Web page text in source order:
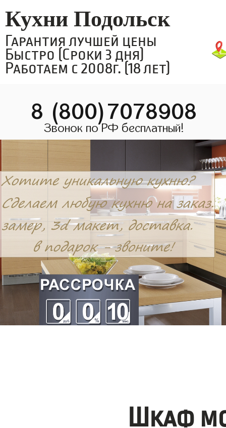
Кухни Подольск
Гарантия лучшей цены
Быстро (Сроки 3 дня)
Работаем с 2008г. (18 лет)
8 (800)7078908
Звонок по РФ бесплатный!
Шкаф